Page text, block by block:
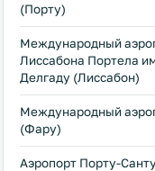
(Порту)
Международный
Лиссабона Портела
Делгаду (Лиссабон)
Международный
(Фару)
Аэропорт Порту-